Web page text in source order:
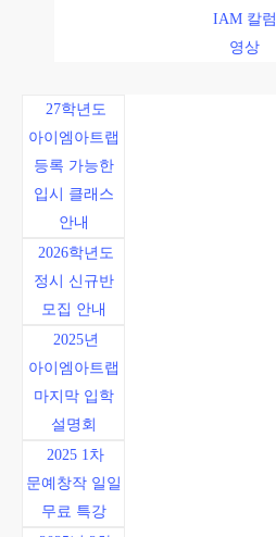
IAM 칼럼
영상
27학년도
아이엠아트랩
등록 가능한
입시 클래스
안내
2026학년도
정시 신규반
모집 안내
2025년
아이엠아트랩
마지막 입학
설명회
2025 1차
문예창작 일일
무료 특강